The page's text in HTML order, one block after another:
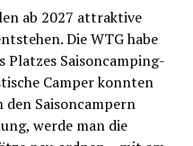
ab 2027 attraktive
Die WTG habe
Platzes Saisoncamping-
Camper konnten
den Saisoncampern
werde man die